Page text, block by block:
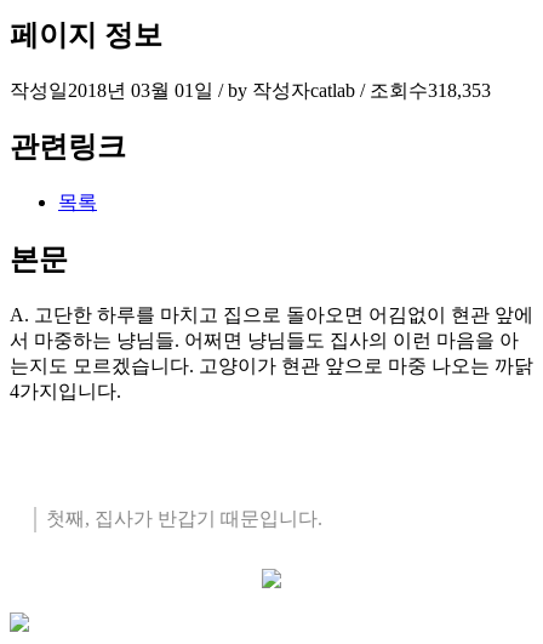
페이지 정보
작성일2018년 03월 01일 / by 작성자catlab / 조회수318,353
관련링크
목록
본문
A. 고단한 하루를 마치고 집으로 돌아오면 어김없이 현관 앞에
서 마중하는 냥님들. 어쩌면 냥님들도 집사의 이런 마음을 아
는지도 모르겠습니다. 고양이가 현관 앞으로 마중 나오는 까닭
4가지입니다.
첫째, 집사가 반갑기 때문입니다.